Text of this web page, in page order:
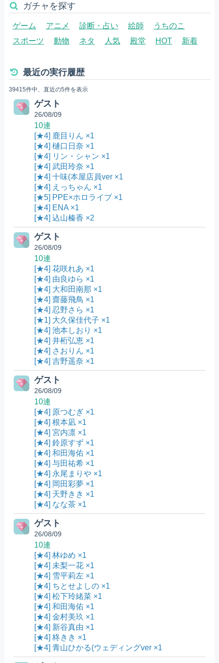
ガチャを探す
ゲーム アニメ 診断・占い 絵師
うちのこ
スポーツ
動物 ネタ 人気 殿堂 HOT 新着
最近の実行履歴
39415件中、直近の5件を表示
ゲスト
26/08/09
10連
[★4] 鹿目りん ×1
[★4] 樋口日奈 ×1
[★4] リン・シャン ×1
[★4] 武田玲奈 ×1
[★4] 十味(本屋店員ver ×1
[★4] えっちゃん ×1
[★5] PPE×ホロライブ ×1
[★4] ENA ×1
[★4] 込山榛香 ×2
ゲスト
26/08/09
10連
[★4] 花咲れあ ×1
[★4] 由良ゆら ×1
[★4] 大和田南那 ×1
[★4] 齋藤飛鳥 ×1
[★4] 忍野さら ×1
[★1] 大久保佳代子 ×1
[★4] 池本しおり ×1
[★4] 井桁弘恵 ×1
[★4] さおりん ×1
[★4] 吉野遥奈 ×1
ゲスト
26/08/09
10連
[★4] 原つむぎ ×1
[★4] 根本凪 ×1
[★4] 宮内凛 ×1
[★4] 鈴原すず ×1
[★4] 和田海佑 ×1
[★4] 与田祐希 ×1
[★4] 永尾まりや ×1
[★4] 岡田彩夢 ×1
[★4] 天野きき ×1
[★4] なな茶 ×1
ゲスト
26/08/09
10連
[★4] 林ゆめ ×1
[★4] 未梨一花 ×1
[★4] 雪平莉左 ×1
[★4] ちとせよしの ×1
[★4] 松下玲緒菜 ×1
[★4] 和田海佑 ×1
[★4] 金村美玖 ×1
[★4] 新谷真由 ×1
[★4] 柊きき ×1
[★4] 青山ひかる(ウェディングver ×1